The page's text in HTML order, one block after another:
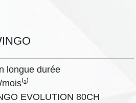
longue durée
EVOLUTION 80CH